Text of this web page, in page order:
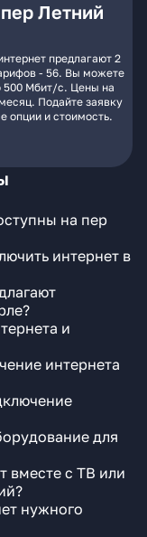
Летний
предлагают 2
- 56. Вы можете
500 Мбит/с. Цены на
Подайте заявку
опции и стоимость.
на пер
интернет в
и
интернета
для
вместе с ТВ или
нужного